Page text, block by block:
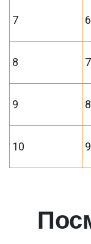
7
8
9
10 9